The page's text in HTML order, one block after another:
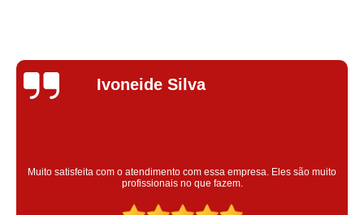
Silvana Alves
Super satisfeita com o serviço prestado, atendimento muito bom!
colaoradores educado e transparente, destaque para o colaborador
Claudinei excelente profissional!